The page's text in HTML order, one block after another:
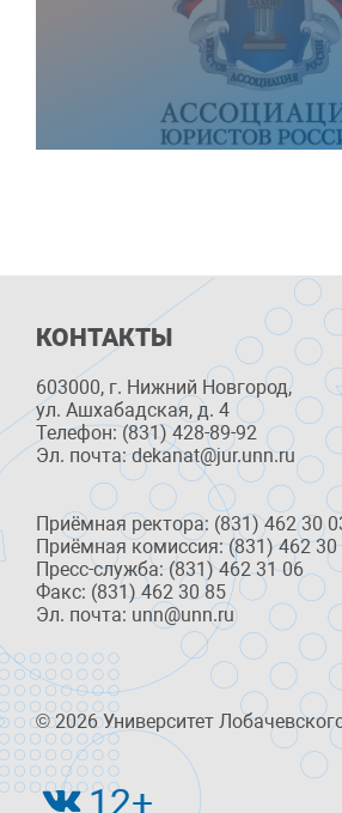
КОНТАКТЫ
603000, г. Нижний Новгород,
ул. Ашхабадская, д. 4
Телефон: (831) 428-89-92
Эл. почта: dekanat@jur.unn.ru
Приёмная ректора: (831) 462 30
Приёмная комиссия: (831) 462 30
Пресс-служба: (831) 462 31 06
Факс: (831) 462 30 85
Эл. почта: unn@unn.ru
© 2026 Университет
12+